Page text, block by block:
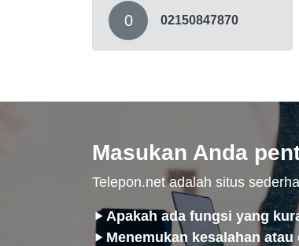
0 02150847870
Masukan Anda
Telepon.net adalah situs
Apakah ada fungsi yang
Menemukan kesalahan atau